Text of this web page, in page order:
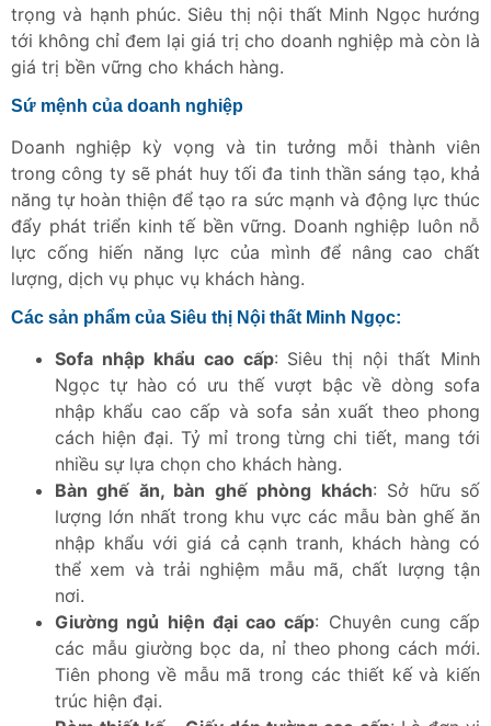
trọng và hạnh phúc. Siêu thị nội thất Minh Ngọc hướng
tới không chỉ đem lại giá trị cho doanh nghiệp mà còn là
giá trị bền vững cho khách hàng.
Sứ mệnh của doanh nghiệp
Doanh nghiệp kỳ vọng và tin tưởng mỗi thành viên
trong công ty sẽ phát huy tối đa tinh thần sáng tạo, khả
năng tự hoàn thiện để tạo ra sức mạnh và động lực thúc
đẩy phát triển kinh tế bền vững. Doanh nghiệp luôn nỗ
lực cống hiến năng lực của mình để nâng cao chất
lượng, dịch vụ phục vụ khách hàng.
Các sản phẩm của Siêu thị Nội thất Minh Ngọc:
Sofa nhập khẩu cao cấp: Siêu thị nội thất Minh
Ngọc tự hào có ưu thế vượt bậc về dòng sofa
nhập khẩu cao cấp và sofa sản xuất theo phong
cách hiện đại. Tỷ mỉ trong từng chi tiết, mang tới
nhiều sự lựa chọn cho khách hàng.
Bàn ghế ăn, bàn ghế phòng khách: Sở hữu số
lượng lớn nhất trong khu vực các mẫu bàn ghế ăn
nhập khẩu với giá cả cạnh tranh, khách hàng có
thể xem và trải nghiệm mẫu mã, chất lượng tận
nơi.
Giường ngủ hiện đại cao cấp: Chuyên cung cấp
các mẫu giường bọc da, nỉ theo phong cách mới.
Tiên phong về mẫu mã trong các thiết kế và kiến
trúc hiện đại.